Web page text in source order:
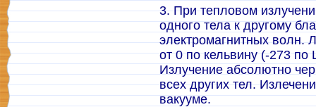
3. При тепловом
одного тела к другому
электромагнитных волн.
от 0 по кельвину (-273 по
Излучение абсолютно
всех других тел.
вакууме.